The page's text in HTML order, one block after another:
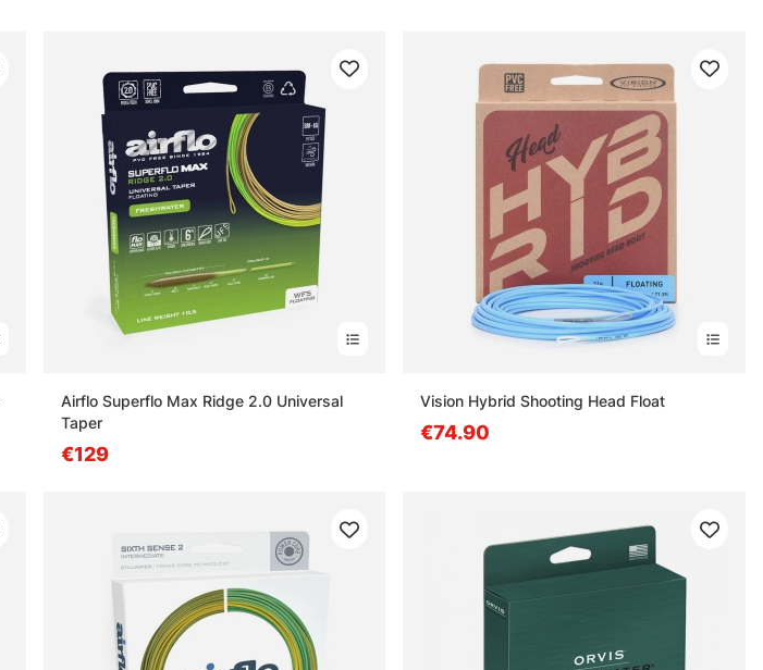
Airflo Superflo Max Ridge 2.0 Universal
Taper
€129
Vision Hybrid Shooting Head Float
€74.90